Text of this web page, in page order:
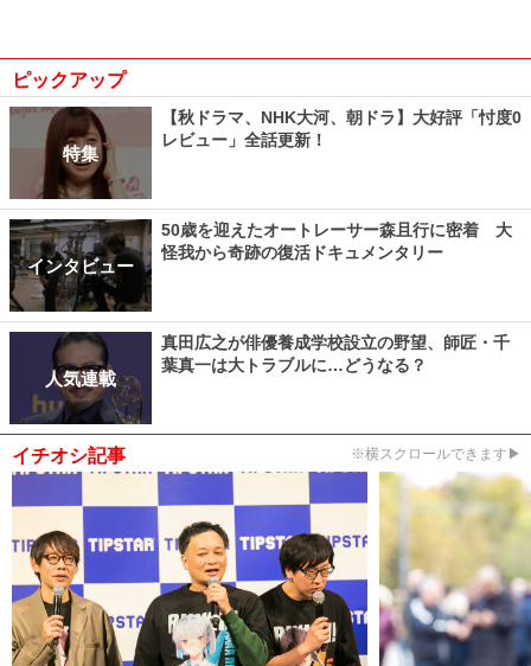
ピックアップ
特集
【秋ドラマ、NHK大河、朝ドラ】大好評「忖度0
レビュー」全話更新！
インタビュー
50歳を迎えたオートレーサー森且行に密着 大
怪我から奇跡の復活ドキュメンタリー
人気連載
真田広之が俳優養成学校設立の野望、師匠・千
葉真一は大トラブルに…どうなる？
イチオシ記事 ※横スクロールできます▶